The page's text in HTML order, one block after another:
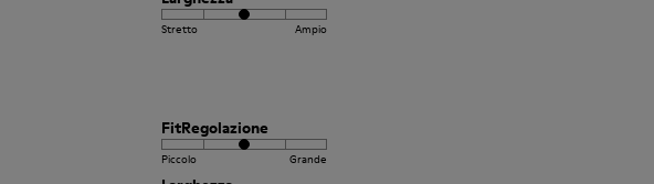
Stretto Ampio
FitRegolazione
Piccolo Grande